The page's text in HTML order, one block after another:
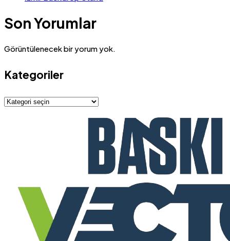
Son Yorumlar
Görüntülenecek bir yorum yok.
Kategoriler
Kategoriler